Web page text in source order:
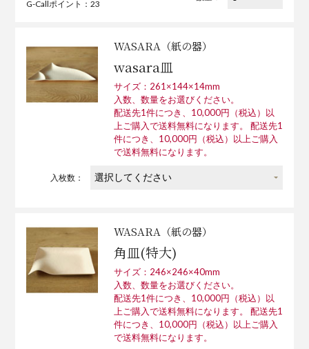
G-Callポイント：23
WASARA（紙の器）
wasara皿
サイズ：261×144×14mm
入数、数量をお選びください。
配送先1件につき、10,000円（税込）以
上ご購入で送料無料になります。 配送先1
件につき、10,000円（税込）以上ご購入
で送料無料になります。
入枚数：
WASARA（紙の器）
角皿(特大)
サイズ：246×246×40mm
入数、数量をお選びください。
配送先1件につき、10,000円（税込）以
上ご購入で送料無料になります。 配送先1
件につき、10,000円（税込）以上ご購入
で送料無料になります。